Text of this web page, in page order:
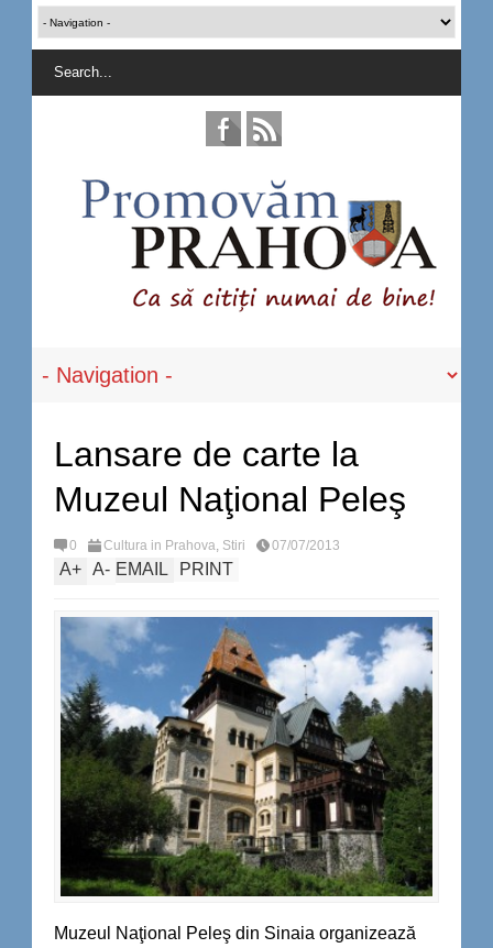
Lansare de carte la
Muzeul Naţional Peleş
0 Cultura in Prahova, Stiri 07/07/2013
A+ A- EMAIL PRINT
Muzeul Naţional Peleş din Sinaia organizează